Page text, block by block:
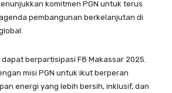
komitmen PGN untuk terus
pembangunan berkelanjutan di
dapat berpartisipasi F8 Makassar 2025.
misi PGN untuk ikut berperan
energi yang lebih bersih, inklusif, dan